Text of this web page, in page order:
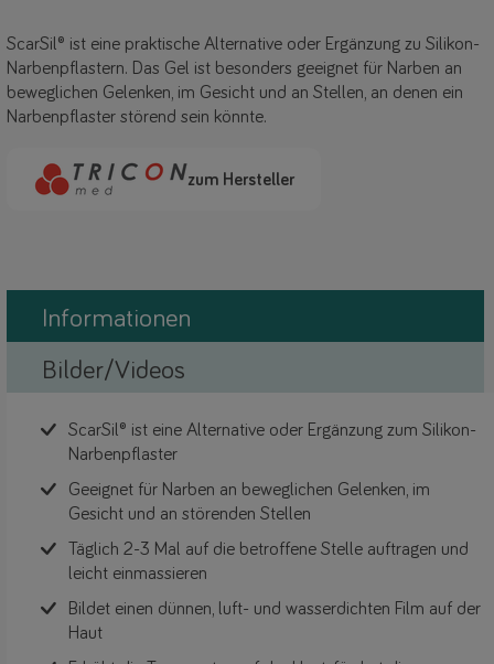
ScarSil® ist eine praktische Alternative oder Ergänzung zu Silikon-
Narbenpflastern. Das Gel ist besonders geeignet für Narben an
beweglichen Gelenken, im Gesicht und an Stellen, an denen ein
Narbenpflaster störend sein könnte.
zum Hersteller
Informationen
Bilder/Videos
ScarSil® ist eine Alternative oder Ergänzung zum Silikon-
Narbenpflaster
Geeignet für Narben an beweglichen Gelenken, im
Gesicht und an störenden Stellen
Täglich 2-3 Mal auf die betroffene Stelle auftragen und
leicht einmassieren
Bildet einen dünnen, luft- und wasserdichten Film auf der
Haut